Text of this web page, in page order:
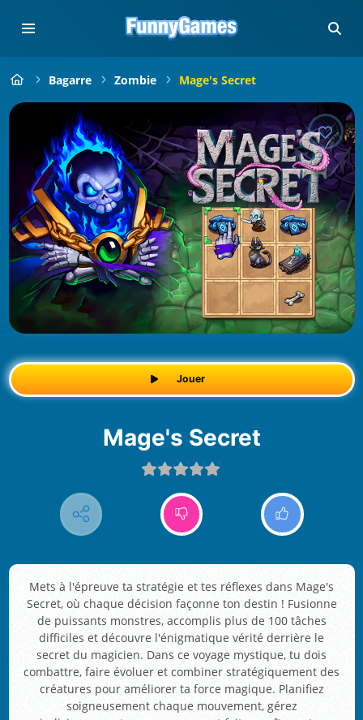
Bagarre Zombie Mage's Secret
Jouer
Mage's Secret
Mets à l'épreuve ta stratégie et tes réflexes dans Mage's
Secret, où chaque décision façonne ton destin ! Fusionne
de puissants monstres, accomplis plus de 100 tâches
difficiles et découvre l'énigmatique vérité derrière le
secret du magicien. Dans ce voyage mystique, tu dois
combattre, faire évoluer et combiner stratégiquement des
créatures pour améliorer ta force magique. Planifiez
soigneusement chaque mouvement, gérez